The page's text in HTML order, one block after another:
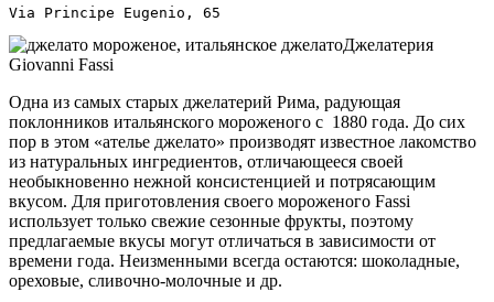
Via Principe Eugenio, 65
Джелатерия
Giovanni Fassi
Одна из самых старых джелатерий Рима, радующая
поклонников итальянского мороженого с 1880 года. До сих
пор в этом «ателье джелато» производят известное лакомство
из натуральных ингредиентов, отличающееся своей
необыкновенно нежной консистенцией и потрясающим
вкусом. Для приготовления своего мороженого Fassi
использует только свежие сезонные фрукты, поэтому
предлагаемые вкусы могут отличаться в зависимости от
времени года. Неизменными всегда остаются: шоколадные,
ореховые, сливочно-молочные и др.